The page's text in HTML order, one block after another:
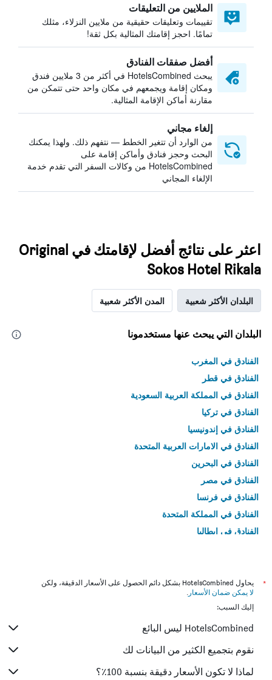
الملايين من التعليقات
تقييمات وتعليقات حقيقية من ملايين النزلاء، مثلك
تمامًا. احجز إقامتك المثالية بكل ثقة!
أفضل صفقات الفنادق
يبحث HotelsCombined في أكثر من 3 ملايين فندق
ومكان إقامة ويجمعهم في مكان واحد حتى تتمكن من
مقارنة أماكن الإقامة المثالية.
إلغاء مجاني
من الوارد أن تتغير الخطط — نتفهم ذلك. ولهذا يمكنك
البحث وحجز فنادق وأماكن إقامة على
HotelsCombined من وكالات السفر التي تقدم خدمة
الإلغاء المجاني
اعثر على نتائج أفضل لإقامتك في Original
Sokos Hotel Rikala
البلدان الأكثر شعبية المدن الأكثر شعبية
البلدان التي يبحث عنها مستخدمونا
الفنادق في المغرب
الفنادق في قطر
الفنادق في المملكة العربية السعودية
الفنادق في تركيا
الفنادق في إندونيسيا
الفنادق في الامارات العربية المتحدة
الفنادق في البحرين
الفنادق في مصر
الفنادق في فرنسا
الفنادق في المملكة المتحدة
الفنادق في إيطاليا
*
يحاول HotelsCombined بشكل دائم الحصول على الأسعار الدقيقة، ولكن
لا يمكن ضمان الأسعار .
إليك السبب:
HotelsCombined ليس البائع
نقوم بتجميع الكثير من البيانات لك
لماذا لا تكون الأسعار دقيقة بنسبة 100٪؟